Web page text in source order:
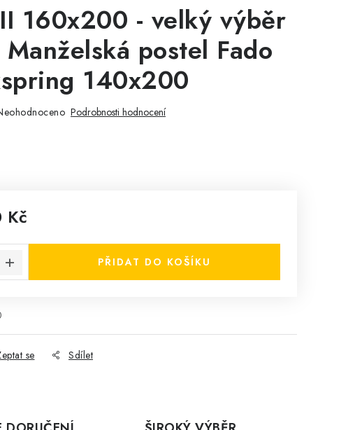
160x200 - velký výběr
postel Fado
140x200
Podrobnosti hodnocení
Kč
PŘIDAT DO KOŠÍKU
se Sdílet